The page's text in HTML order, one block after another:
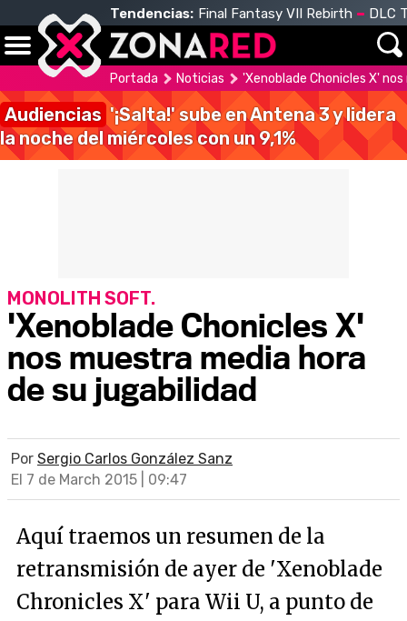
Tendencias: Final Fantasy VII Rebirth DLC
Portada Noticias 'Xenoblade Chonicles X'
Audiencias '¡Salta!' sube en Antena 3 y lidera
la noche del miércoles con un 9,1%
'Xenoblade Chonicles X'
nos muestra media hora
de su jugabilidad
MONOLITH SOFT.
Por Sergio Carlos González Sanz
El 7 de March 2015 | 09:47
Aquí traemos un resumen de la
retransmisión de ayer de 'Xenoblade
Chronicles X' para Wii U, a punto de